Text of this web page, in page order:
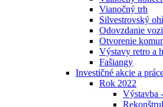
Vianočný trh
Silvestrovský
Odovzdanie
Otvorenie
Výstavy retro a
Fašiangy
Investičné akcie a
Rok 2022
Výstavba